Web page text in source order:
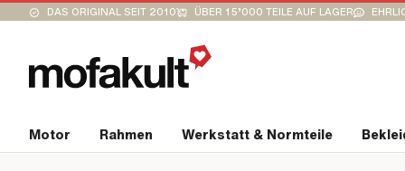
DAS ORIGINAL SEIT 2010 ÜBER 15’000 TEILE AUF LAGER
Motor Rahmen Werkstatt & Normteile